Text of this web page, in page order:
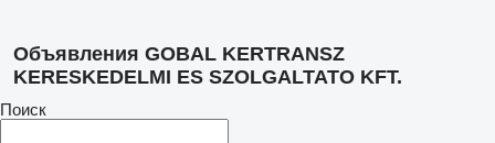
Объявления GOBAL KERTRANSZ
KERESKEDELMI ES SZOLGALTATO KFT.
Поиск